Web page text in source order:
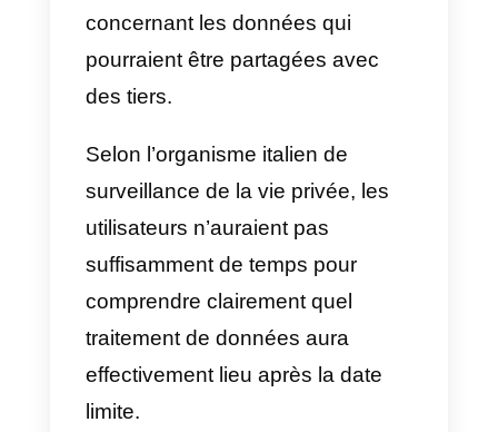
plates-formes externes d’accéder
aux informations de WhatsApp,
conversations, ainsi que de
nombreuses autres
fonctionnalités.
Cette solution est conçue pour
grandes entreprisesqui
souhaitent utiliser un seul